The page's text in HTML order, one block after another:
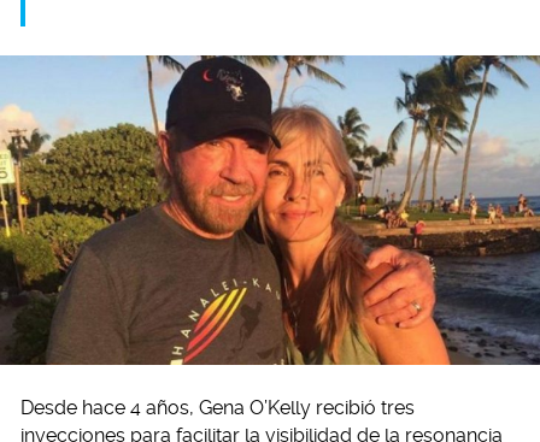
Desde hace 4 años, Gena O’Kelly recibió tres
inyecciones para facilitar la visibilidad de la resonancia